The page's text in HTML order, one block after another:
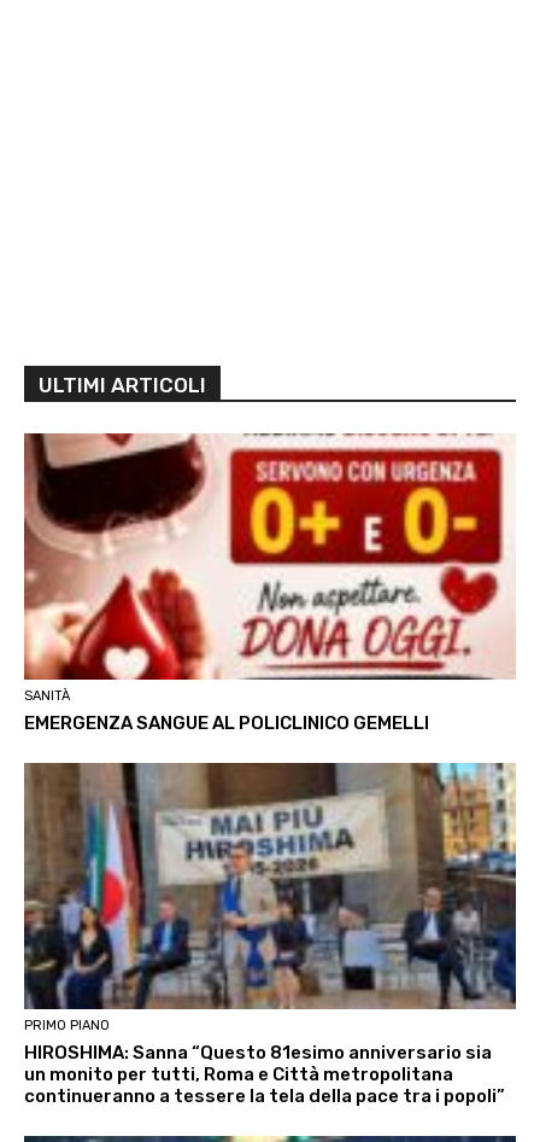
ULTIMI ARTICOLI
SANITÀ
EMERGENZA SANGUE AL POLICLINICO GEMELLI
PRIMO PIANO
HIROSHIMA: Sanna “Questo 81esimo anniversario sia
un monito per tutti, Roma e Città metropolitana
continueranno a tessere la tela della pace tra i popoli”